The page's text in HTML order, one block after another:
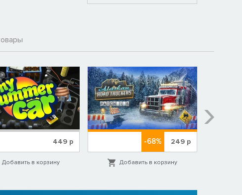
449 р
Добавить в корзину
-68% 249р
Добавить в корзину